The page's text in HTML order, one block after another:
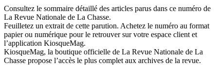
Consultez le sommaire détaillé des articles parus dans ce numéro de
La Revue Nationale de La Chasse.
Feuilletez un extrait de cette parution. Achetez le numéro au format
papier ou numérique pour le retrouver sur votre espace client et
l’application KiosqueMag.
KiosqueMag, la boutique officielle de La Revue Nationale de La
Chasse propose l’accès le plus complet aux archives de la revue.